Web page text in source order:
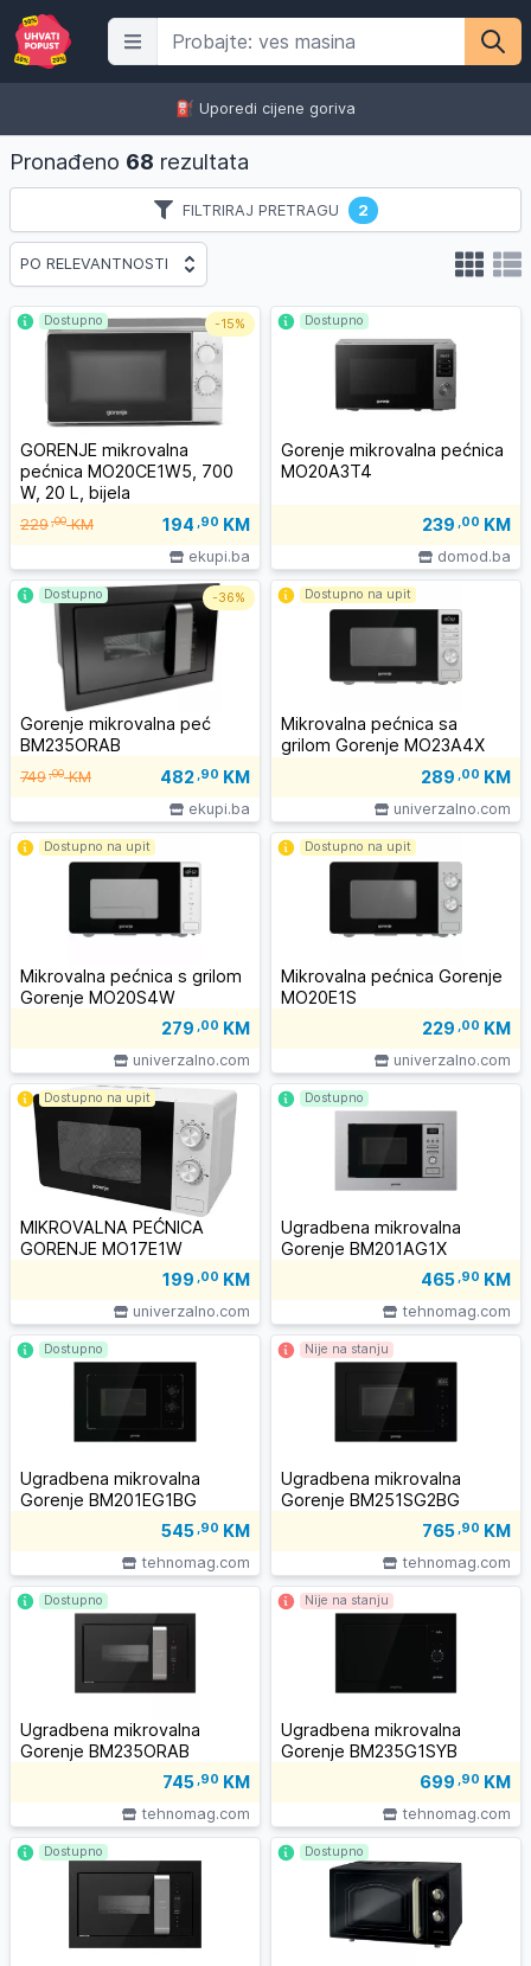
⛽️ Uporedi cijene goriva
Pronađeno 68 rezultata
FILTRIRAJ PRETRAGU 2
PO RELEVANTNOSTI
GORENJE mikrovalna
pećnica MO20CE1W5, 700
W, 20 L, bijela
229,00KM 194 ,90 KM
ekupi.ba
Dostupno -15%
Gorenje mikrovalna pećnica
MO20A3T4
239 ,00 KM
domod.ba
Dostupno
Gorenje mikrovalna peć
BM235ORAB
749,00KM 482 ,90 KM
ekupi.ba
Dostupno -36%
Mikrovalna pećnica sa
grilom Gorenje MO23A4X
289 ,00 KM
univerzalno.com
Dostupno na upit
Mikrovalna pećnica s grilom
Gorenje MO20S4W
279 ,00 KM
univerzalno.com
Dostupno na upit
Mikrovalna pećnica Gorenje
MO20E1S
229 ,00 KM
univerzalno.com
Dostupno na upit
MIKROVALNA PEĆNICA
GORENJE MO17E1W
199 ,00 KM
univerzalno.com
Dostupno na upit
Ugradbena mikrovalna
Gorenje BM201AG1X
465 ,90 KM
tehnomag.com
Dostupno
Ugradbena mikrovalna
Gorenje BM201EG1BG
545 ,90 KM
tehnomag.com
Dostupno
Ugradbena mikrovalna
Gorenje BM251SG2BG
765 ,90 KM
tehnomag.com
Nije na stanju
Ugradbena mikrovalna
Gorenje BM235ORAB
745 ,90 KM
tehnomag.com
Dostupno
Ugradbena mikrovalna
Gorenje BM235G1SYB
699 ,90 KM
tehnomag.com
Nije na stanju
Dostupno Dostupno